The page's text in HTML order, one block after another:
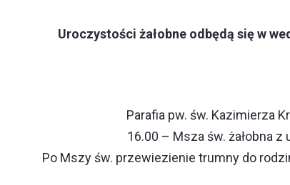
Uroczystości żałobne odbędą się w
Parafia pw. św. Kazimierza
16.00 – Msza św. żałobna z
Po Mszy św. przewiezienie trumny do